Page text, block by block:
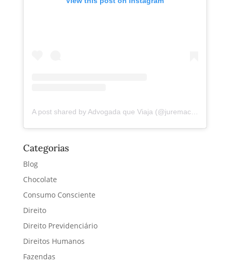
A post shared by Advogada que Viaja (@juremacintra)
Categorias
Blog
Chocolate
Consumo Consciente
Direito
Direito Previdenciário
Direitos Humanos
Fazendas